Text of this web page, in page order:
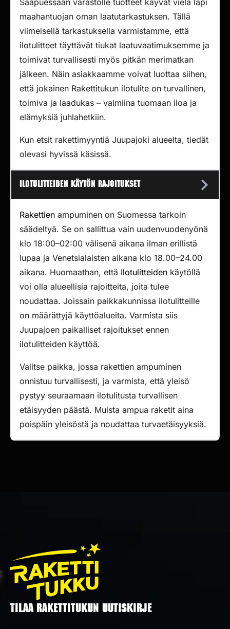
Saapuessaan varastolle tuotteet käyvät vielä läpi
maahantuojan oman laatutarkastuksen. Tällä
viimeisellä tarkastuksella varmistamme, että
ilotulitteet täyttävät tiukat laatuvaatimuksemme ja
toimivat turvallisesti myös pitkän merimatkan
jälkeen. Näin asiakkaamme voivat luottaa siihen,
että jokainen Rakettitukun ilotulite on turvallinen,
toimiva ja laadukas – valmiina tuomaan iloa ja
elämyksiä juhlahetkiin.
Kun etsit rakettimyyntiä Juupajoki alueelta, tiedät
olevasi hyvissä käsissä.
Ilotulitteiden käytön rajoitukset
Rakettien ampuminen on Suomessa tarkoin
säädeltyä. Se on sallittua vain uudenvuodenyönä
klo 18:00–02:00 välisenä aikana ilman erillistä
lupaa ja Venetsialaisten aikana klo 18.00–24.00
aikana. Huomaathan, että Ilotulitteiden käytöllä
voi olla alueellisia rajoitteita, joita tulee
noudattaa. Joissain paikkakunnissa ilotulitteille
on määrättyjä käyttöalueita. Varmista siis
Juupajoen paikalliset rajoitukset ennen
ilotulitteiden käyttöä.
Valitse paikka, jossa rakettien ampuminen
onnistuu turvallisesti, ja varmista, että yleisö
pystyy seuraamaan ilotulitusta turvallisen
etäisyyden päästä. Muista ampua raketit aina
poispäin yleisöstä ja noudattaa turvaetäisyyksiä.
TILAA RAKETTITUKUN UUTISKIRJE